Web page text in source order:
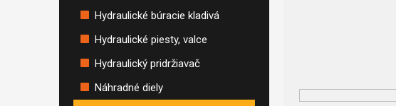
Hydraulické búracie kladivá
Hydraulické piesty, valce
Hydraulický pridržiavač
Náhradné diely